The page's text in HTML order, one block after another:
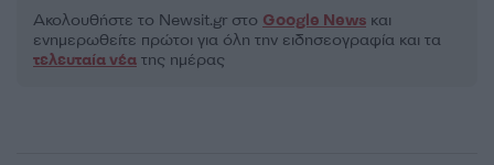
Ακολουθήστε το Νewsit.gr στο Google News και
ενημερωθείτε πρώτοι για όλη την ειδησεογραφία και τα
τελευταία νέα της ημέρας